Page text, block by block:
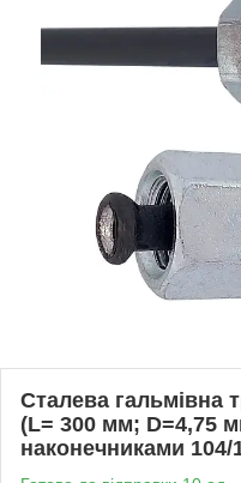
Сталева гальмівна
(L= 300 мм; D=4,75
наконечниками 104/